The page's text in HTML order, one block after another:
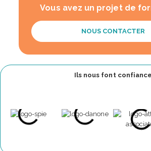
Vous avez un projet de
NOUS CONTACTER
Ils nous font confiance